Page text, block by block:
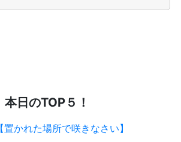
本日のTOP５！
【置かれた場所で咲きなさい】